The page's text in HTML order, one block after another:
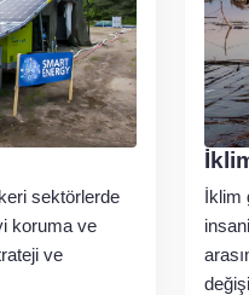
sektörlerde
koruma ve
ve
İklim